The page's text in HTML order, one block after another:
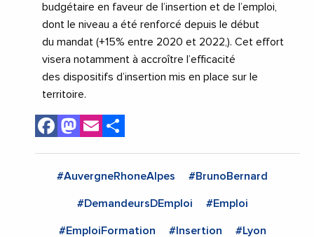
budgétaire en faveur de l’insertion et de l’emploi,
dont le niveau a été renforcé depuis le début
du mandat (+15% entre 2020 et 2022,). Cet effort
visera notamment à accroître l’efficacité
des dispositifs d’insertion mis en place sur le
territoire.
Facebook
Mastodon
Email
#AuvergneRhoneAlpes #BrunoBernard
#DemandeursDEmploi #Emploi
#EmploiFormation #Insertion #Lyon